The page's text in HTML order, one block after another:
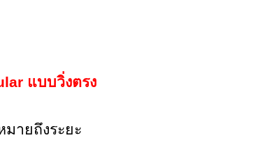
แบบวิ่งตรง
มายถึงระยะ